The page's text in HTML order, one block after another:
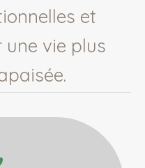
et
vie plus